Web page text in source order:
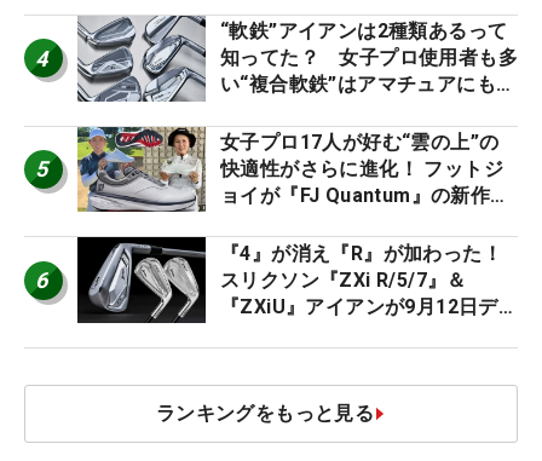
ー』 #女子プロセッティング
4
“軟鉄”アイアンは2種類あるって
知ってた？ 女子プロ使用者も多
い“複合軟鉄”はアマチュアにもオ
5
女子プロ17人が好む“雲の上”の
快適性がさらに進化！ フットジ
ョイが『FJ Quantum』の新作を
6
『4』が消え『R』が加わった！
スリクソン『ZXi R/5/7』＆
『ZXiU』アイアンが9月12日デ
ランキングをもっと見る